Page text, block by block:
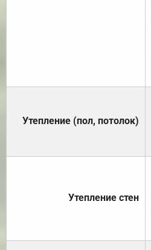
Утепление (пол, потолок)
Утепление стен